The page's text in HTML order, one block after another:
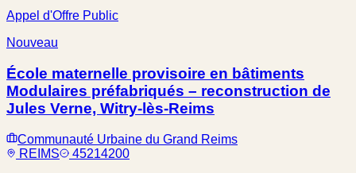
Appel d'Offre Public
Nouveau
École maternelle provisoire en bâtiments
Modulaires préfabriqués – reconstruction de
Jules Verne, Witry-lès-Reims
Communauté Urbaine du Grand Reims
REIMS
45214200